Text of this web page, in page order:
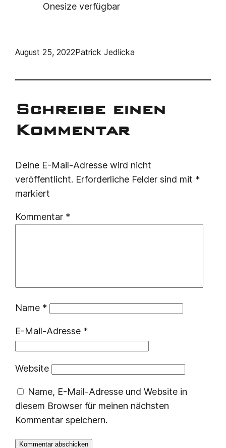
Onesize verfügbar
August 25, 2022Patrick Jedlicka
Schreibe einen
Kommentar
Deine E-Mail-Adresse wird nicht
veröffentlicht. Erforderliche Felder sind mit *
markiert
Kommentar *
Name *
E-Mail-Adresse *
Website
Name, E-Mail-Adresse und Website in
diesem Browser für meinen nächsten
Kommentar speichern.